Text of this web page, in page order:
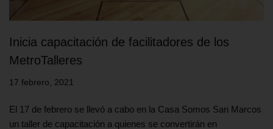
Inicia capacitación de facilitadores de los
MetroTalleres
17 febrero, 2021
El 17 de febrero se llevó a cabo en la Casa Somos San Marcos
un taller de capacitación a quienes se convertirán en